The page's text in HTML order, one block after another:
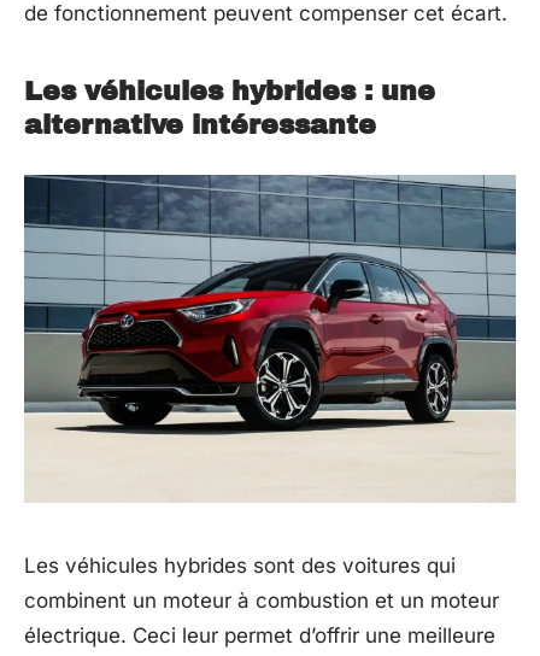
de fonctionnement peuvent compenser cet écart.
Les véhicules hybrides : une
alternative intéressante
Les véhicules hybrides sont des voitures qui
combinent un moteur à combustion et un moteur
électrique. Ceci leur permet d’offrir une meilleure